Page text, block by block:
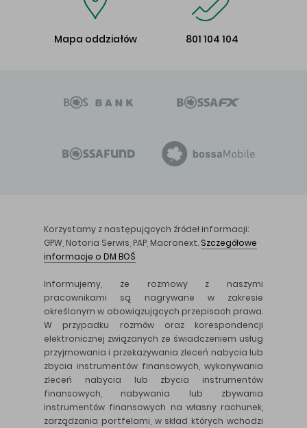
Mapa oddziałów 801 104 104
Korzystamy z następujących źródeł informacji:
GPW, Notoria Serwis, PAP, Macronext. Szczegółowe
informacje o DM BOŚ
Informujemy, że rozmowy z naszymi
pracownikami są nagrywane w zakresie
określonym w obowiązujących przepisach prawa.
W przypadku rozmów oraz korespondencji
elektronicznej związanych ze świadczeniem usług
przyjmowania i przekazywania zleceń nabycia lub
zbycia instrumentów finansowych, wykonywania
zleceń nabycia lub zbycia instrumentów
finansowych, nabywania lub zbywania
instrumentów finansowych na własny rachunek,
zarządzania portfelami, w skład których wchodzi